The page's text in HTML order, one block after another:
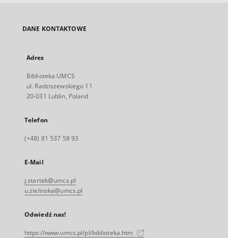
DANE KONTAKTOWE
Adres
Biblioteka UMCS
ul. Radziszewskiego 11
20-031 Lublin, Poland
Telefon
(+48) 81 537 58 93
E-Mail
j.startek@umcs.pl
u.zielinska@umcs.pl
Odwiedź nas!
https://www.umcs.pl/pl/biblioteka.htm